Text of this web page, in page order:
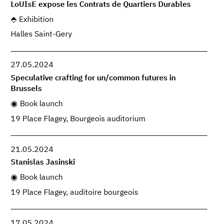
LoUIsE expose les Contrats de Quartiers Durables
Exhibition
Halles Saint-Gery
27.05.2024
Speculative crafting for un/common futures in
Brussels
Book launch
19 Place Flagey, Bourgeois auditorium
21.05.2024
Stanislas Jasinski
Book launch
19 Place Flagey, auditoire bourgeois